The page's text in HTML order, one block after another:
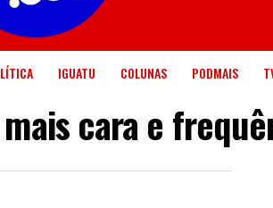
IGUATU COLUNAS PODMAIS
cara e